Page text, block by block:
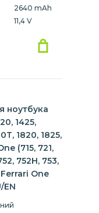
2640 mAh
11,4 V
ноутбука
1425,
1820, 1825,
(715, 721,
752H, 753,
One
EN